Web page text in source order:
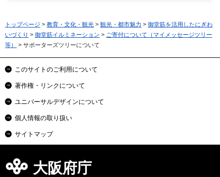
トップページ > 教育・文化・観光 > 観光・都市魅力 > 御堂筋を活用したにぎわ
いづくり > 御堂筋イルミネーション > ご寄付について（マイメッセージツリー
等）
> サポーターズツリーについて
このサイトのご利用について
著作権・リンクについて
ユニバーサルデザインについて
個人情報の取り扱い
サイトマップ
大阪府庁